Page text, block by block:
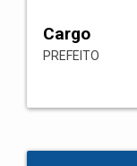
Cargo
PREFEITO